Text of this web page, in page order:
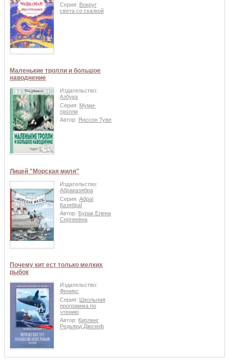
Серия: Вокруг
света со сказкой
Маленькие тролли и большое
наводнение
Издательство:
Азбука
Серия: Муми-
тролли
Автор: Янссон Туве
Лицей "Морская миля"
Издательство:
Абраказябра
Серия: Абра!
Казябра!
Автор: Бурак Елена
Сергеевна
Почему кит ест только мелких
рыбок
Издательство:
Феникс
Серия: Школьная
программа по
чтению
Автор: Киплинг
Редьярд Джозеф